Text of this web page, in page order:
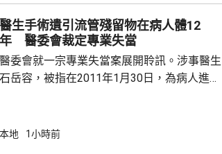
子的健康每況愈下。
醫生手術遺引流管殘留物在病人體12
年 醫委會裁定專業失當
醫委會就一宗專業失當案展開聆訊。涉事醫生
石岳容，被指在2011年1月30日，為病人進行
乳房檢查時才發現，有三條引流管殘留物，遺
本地 1小時前